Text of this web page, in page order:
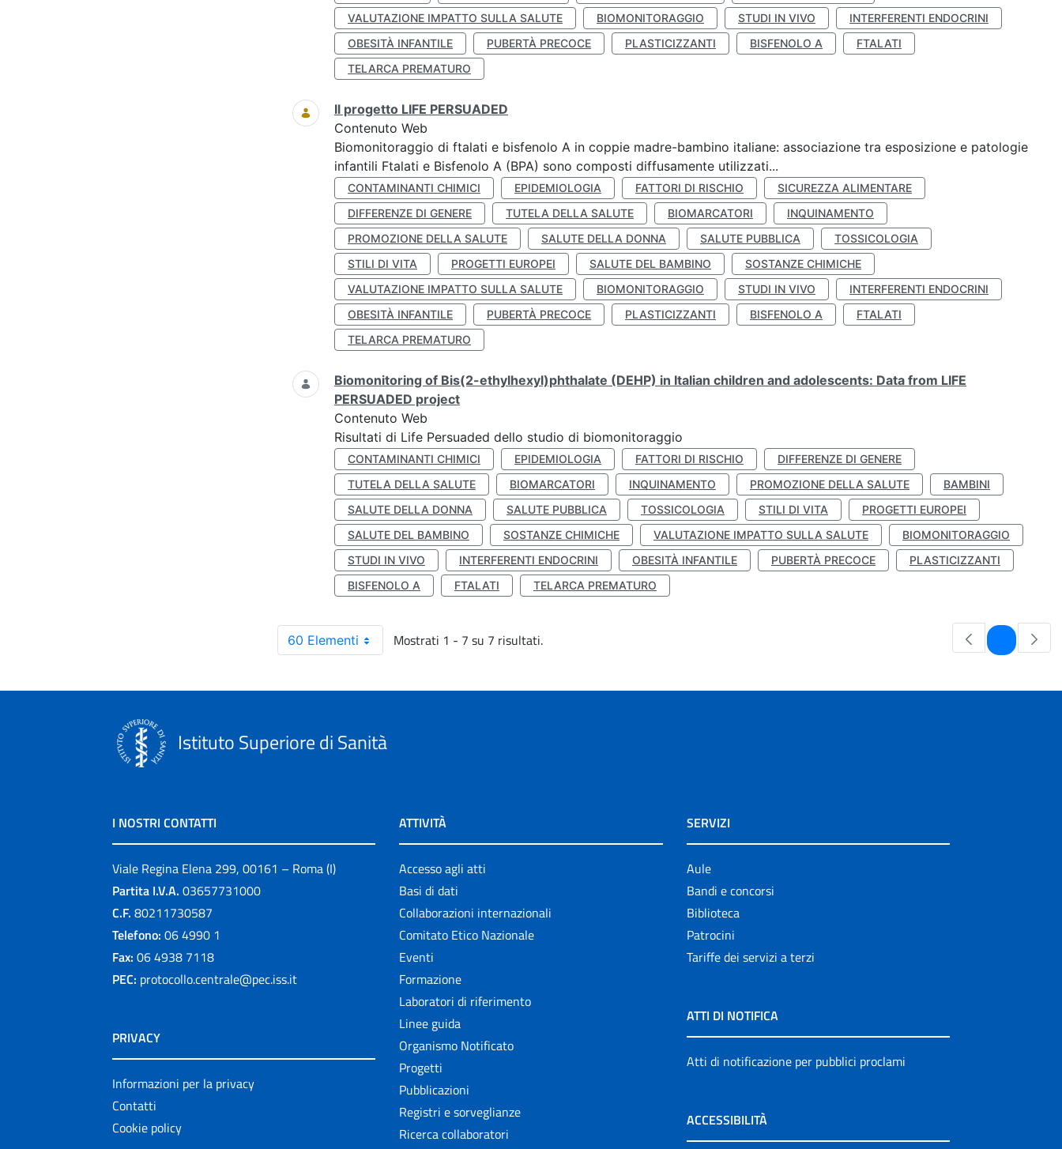
VALUTAZIONE IMPATTO SULLA SALUTE
BIOMONITORAGGIO STUDI IN VIVO
INTERFERENTI ENDOCRINI
OBESITÀ INFANTILE
PUBERTÀ PRECOCE PLASTICIZZANTI BISFENOLO A
FTALATI
TELARCA PREMATURO
Il progetto LIFE PERSUADED
Contenuto Web
Biomonitoraggio di ftalati e bisfenolo A in coppie madre-bambino italiane: associazione tra esposizione e patologie
infantili Ftalati e Bisfenolo A (BPA) sono composti diffusamente utilizzati...
CONTAMINANTI CHIMICI EPIDEMIOLOGIA FATTORI DI RISCHIO
SICUREZZA ALIMENTARE
DIFFERENZE DI GENERE
TUTELA DELLA SALUTE BIOMARCATORI
INQUINAMENTO
PROMOZIONE DELLA SALUTE
SALUTE DELLA DONNA SALUTE PUBBLICA
TOSSICOLOGIA
STILI DI VITA
PROGETTI EUROPEI SALUTE DEL BAMBINO
SOSTANZE CHIMICHE
VALUTAZIONE IMPATTO SULLA SALUTE
BIOMONITORAGGIO STUDI IN VIVO
INTERFERENTI ENDOCRINI
OBESITÀ INFANTILE
PUBERTÀ PRECOCE PLASTICIZZANTI BISFENOLO A
FTALATI
TELARCA PREMATURO
Biomonitoring of Bis(2-ethylhexyl)phthalate (DEHP) in Italian children and adolescents: Data from LIFE
PERSUADED project
Contenuto Web
Risultati di Life Persuaded dello studio di biomonitoraggio
CONTAMINANTI CHIMICI EPIDEMIOLOGIA FATTORI DI RISCHIO
DIFFERENZE DI GENERE
TUTELA DELLA SALUTE
BIOMARCATORI INQUINAMENTO PROMOZIONE DELLA SALUTE
BAMBINI
SALUTE DELLA DONNA
SALUTE PUBBLICA TOSSICOLOGIA STILI DI VITA
PROGETTI EUROPEI
SALUTE DEL BAMBINO
SOSTANZE CHIMICHE VALUTAZIONE IMPATTO SULLA SALUTE
BIOMONITORAGGIO
STUDI IN VIVO
INTERFERENTI ENDOCRINI OBESITÀ INFANTILE PUBERTÀ PRECOCE
PLASTICIZZANTI
BISFENOLO A
FTALATI TELARCA PREMATURO
60 Elementi Mostrati 1 - 7 su 7 risultati. Pagina
Istituto Superiore di Sanità
I NOSTRI CONTATTI
Viale Regina Elena 299, 00161 – Roma (I)
Partita I.V.A. 03657731000
C.F. 80211730587
Telefono: 06 4990 1
Fax: 06 4938 7118
PEC: protocollo.centrale@pec.iss.it
PRIVACY
Informazioni per la privacy
Contatti
Cookie policy
ATTIVITÀ
Accesso agli atti
Basi di dati
Collaborazioni internazionali
Comitato Etico Nazionale
Eventi
Formazione
Laboratori di riferimento
Linee guida
Organismo Notificato
Progetti
Pubblicazioni
Registri e sorveglianze
Ricerca collaboratori
SERVIZI
Aule
Bandi e concorsi
Biblioteca
Patrocini
Tariffe dei servizi a terzi
ATTI DI NOTIFICA
Atti di notificazione per pubblici proclami
ACCESSIBILITÀ